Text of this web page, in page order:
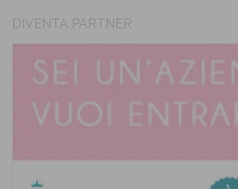
DIVENTA PARTNER